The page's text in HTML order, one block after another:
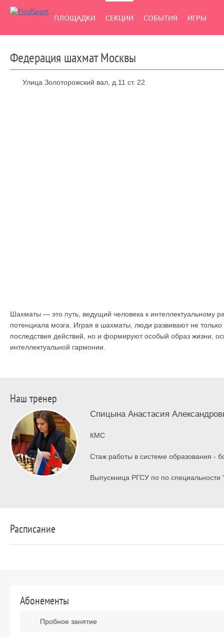
ПЛОЩАДКИ СЕКЦИИ СОБЫТИЯ ИГРЫ
Федерация шахмат Москвы
Улица Золоторожский вал, д.11 ст. 22
Шахматы — это путь, ведущий человека к интеллектуальному
потенциала мозга. Играя в шахматы, люди развивают не
последствия действий, но и формируют особый образ жизни,
интеллектуальной гармонии.
Наш тренер
Спицына Анастасия
КМС
Стаж работы в системе образования -
Выпускница РГСУ по по специальности
Расписание
Абонементы
Пробное занятие